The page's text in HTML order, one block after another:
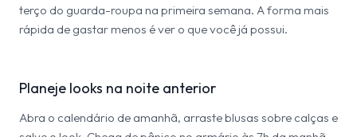
terço do guarda-roupa na primeira semana. A forma mais
rápida de gastar menos é ver o que você já possui.
Planeje looks na noite anterior
Abra o calendário de amanhã, arraste blusas sobre calças e